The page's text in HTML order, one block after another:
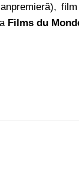
Films du